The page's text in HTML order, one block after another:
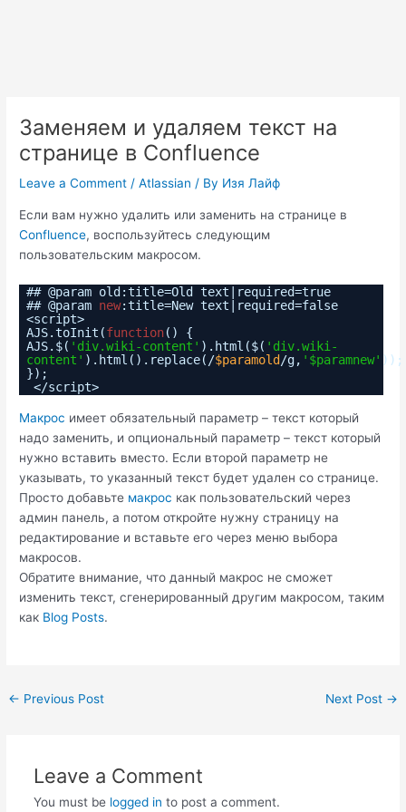
Заменяем и удаляем текст на
странице в Confluence
Leave a Comment /Atlassian / By Изя Лайф
Если вам нужно удалить или заменить на странице в
Confluence, воспользуйтесь следующим
пользовательским макросом.
## @param old:title=Old text|required=true
## @param new:title=New text|required=false
<script>
AJS.toInit(function() {
AJS.$( 'div.wiki-content' ).html($( 'div.wiki-
content' ).html().replace(/$paramold /g, '$paramnew' ));
});
</script>
Макрос имеет обязательный параметр – текст который
надо заменить, и опциональный параметр – текст который
нужно вставить вместо. Если второй параметр не
указывать, то указанный текст будет удален со странице.
Просто добавьте макрос как пользовательский через
админ панель, а потом откройте нужну страницу на
редактирование и вставьте его через меню выбора
макросов.
Обратите внимание, что данный макрос не сможет
изменить текст, сгенерированный другим макросом, таким
как Blog Posts.
Post
← Previous Post Next Post →
Leave a Comment
You must be logged in to post a comment.